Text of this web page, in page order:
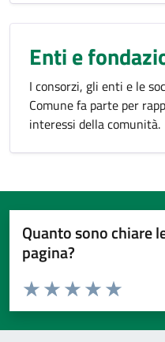
Enti e
I consorzi, gli enti e le
Comune fa parte per
interessi della comunità.
Quanto sono chiare
pagina?
Valuta da 1 a 5 stelle la pagina
Valuta 5
Valuta 4 stelle
Valuta 3 stelle su 5
Valuta 2 stelle su 5
Valuta 1 stelle su 5